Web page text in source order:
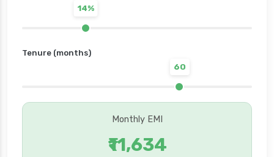
14%
Tenure (months)
60
Monthly EMI
₹11,634